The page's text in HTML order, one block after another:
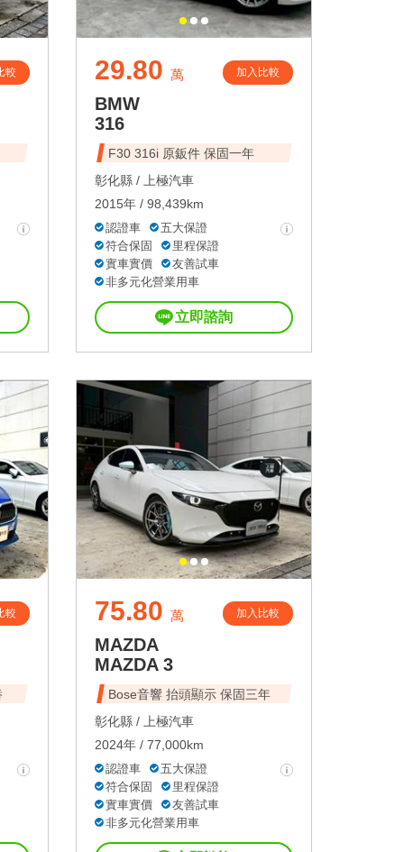
較 29.80 萬 加入比較
BMW
316
F30 316i 原鈑件 保固一年
彰化縣 /
上極汽車
2015年 / 98,439km
認證車
五大保證
符合保固
里程保證
實車實價
友善試車
非多元化營業用車
立即諮詢
較 75.80 萬 加入比較
MAZDA
MAZDA 3
Bose音響 抬頭顯示 保固三年
彰化縣 /
上極汽車
2024年 / 77,000km
認證車
五大保證
符合保固
里程保證
實車實價
友善試車
非多元化營業用車